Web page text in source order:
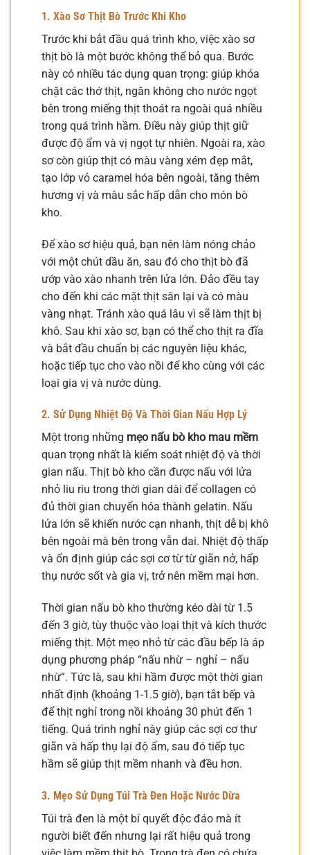
1. Xào Sơ Thịt Bò Trước Khi Kho
Trước khi bắt đầu quá trình kho, việc xào sơ
thịt bò là một bước không thể bỏ qua. Bước
này có nhiều tác dụng quan trọng: giúp khóa
chặt các thớ thịt, ngăn không cho nước ngọt
bên trong miếng thịt thoát ra ngoài quá nhiều
trong quá trình hầm. Điều này giúp thịt giữ
được độ ẩm và vị ngọt tự nhiên. Ngoài ra, xào
sơ còn giúp thịt có màu vàng xém đẹp mắt,
tạo lớp vỏ caramel hóa bên ngoài, tăng thêm
hương vị và màu sắc hấp dẫn cho món bò
kho.
Để xào sơ hiệu quả, bạn nên làm nóng chảo
với một chút dầu ăn, sau đó cho thịt bò đã
ướp vào xào nhanh trên lửa lớn. Đảo đều tay
cho đến khi các mặt thịt săn lại và có màu
vàng nhạt. Tránh xào quá lâu vì sẽ làm thịt bị
khô. Sau khi xào sơ, bạn có thể cho thịt ra đĩa
và bắt đầu chuẩn bị các nguyên liệu khác,
hoặc tiếp tục cho vào nồi để kho cùng với các
loại gia vị và nước dùng.
2. Sử Dụng Nhiệt Độ Và Thời Gian Nấu Hợp Lý
Một trong những mẹo nấu bò kho mau mềm
quan trọng nhất là kiểm soát nhiệt độ và thời
gian nấu. Thịt bò kho cần được nấu với lửa
nhỏ liu riu trong thời gian dài để collagen có
đủ thời gian chuyển hóa thành gelatin. Nấu
lửa lớn sẽ khiến nước cạn nhanh, thịt dễ bị khô
bên ngoài mà bên trong vẫn dai. Nhiệt độ thấp
và ổn định giúp các sợi cơ từ từ giãn nở, hấp
thụ nước sốt và gia vị, trở nên mềm mại hơn.
Thời gian nấu bò kho thường kéo dài từ 1.5
đến 3 giờ, tùy thuộc vào loại thịt và kích thước
miếng thịt. Một mẹo nhỏ từ các đầu bếp là áp
dụng phương pháp “nấu nhừ – nghỉ – nấu
nhừ”. Tức là, sau khi hầm được một thời gian
nhất định (khoảng 1-1.5 giờ), bạn tắt bếp và
để thịt nghỉ trong nồi khoảng 30 phút đến 1
tiếng. Quá trình nghỉ này giúp các sợi cơ thư
giãn và hấp thụ lại độ ẩm, sau đó tiếp tục
hầm sẽ giúp thịt mềm nhanh và đều hơn.
3. Mẹo Sử Dụng Túi Trà Đen Hoặc Nước Dừa
Túi trà đen là một bí quyết độc đáo mà ít
người biết đến nhưng lại rất hiệu quả trong